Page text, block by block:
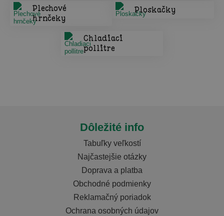
Plechové
hrnčeky
Ploskačky
Chladiaci
pollitre
Dôležité info
Tabuľky veľkostí
Najčastejšie otázky
Doprava a platba
Obchodné podmienky
Reklamačný poriadok
Ochrana osobných údajov